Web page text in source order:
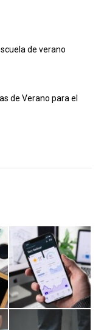
de verano
de Verano para el